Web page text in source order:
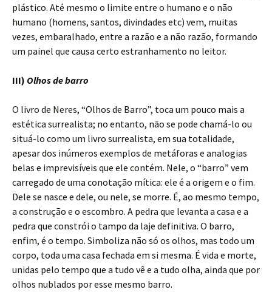
plástico. Até mesmo o limite entre o humano e o não
humano (homens, santos, divindades etc) vem, muitas
vezes, embaralhado, entre a razão e a não razão, formando
um painel que causa certo estranhamento no leitor.
III) Olhos de barro
O livro de Neres, “Olhos de Barro”, toca um pouco mais a
estética surrealista; no entanto, não se pode chamá-lo ou
situá-lo como um livro surrealista, em sua totalidade,
apesar dos inúmeros exemplos de metáforas e analogias
belas e imprevisíveis que ele contém. Nele, o “barro” vem
carregado de uma conotação mítica: ele é a origem e o fim.
Dele se nasce e dele, ou nele, se morre. É, ao mesmo tempo,
a construção e o escombro. A pedra que levanta a casa e a
pedra que constrói o tampo da laje definitiva. O barro,
enfim, é o tempo. Simboliza não só os olhos, mas todo um
corpo, toda uma casa fechada em si mesma. É vida e morte,
unidas pelo tempo que a tudo vê e a tudo olha, ainda que por
olhos nublados por esse mesmo barro.